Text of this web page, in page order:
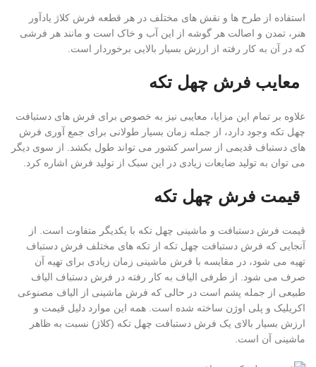
استفاده از طرح ها و نقش های مختلف در هر قطعه فرش کلاژ یادآور
هنر، تمدن و اصالت هر گوشه از این آب و خاک است و مانند هر فرشی
که در آن به کار رفته از ارزش بسیار بالایی برخوردار است.
معایب فرش چهل تکه
علاوه بر تمام این مزایا، معایبی نیز به خصوص برای فرش های دستبافت
چهل تکه وجود دارد، از جمله زمان بسیار طولانی برای جمع آوری فرش
های دستباف قدیمی از سراسر کشور می تواند طول بکشد. از سوی دیگر
می توان به تولید ضایعات زیادی در این سبک از تولید فرش اشاره کرد.
قیمت فرش چهل تکه
قیمت فرش دستبافت و ماشینی چهل تکه با یکدیگر متفاوت است. از
آنجایی که فرش دستبافت چهل تکه از تکه های مختلف فرش دستباف
تهیه می شود، در مقایسه با فرش ماشینی زمان زیادی برای تهیه آن
صرف می شود. از طرفی الیاف به کار رفته در فرش دستباف الیاف
طبیعی از جمله پشم است در حالی که فرش ماشینی از الیاف مصنوعی
اکریلیک و پلی اوژن ساخته شده است. همه این موارد دلیل قیمت و
ارزش بسیار بالای یک فرش دستبافت چهل تکه (کلاژ) نسبت به ظاهر
ماشینی آن است.